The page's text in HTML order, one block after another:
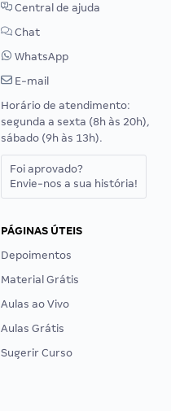
Central de ajuda
Chat
WhatsApp
E-mail
Horário de atendimento:
segunda a sexta (8h às 20h),
sábado (9h às 13h).
Foi aprovado?
Envie-nos a sua história!
PÁGINAS ÚTEIS
Depoimentos
Material Grátis
Aulas ao Vivo
Aulas Grátis
Sugerir Curso